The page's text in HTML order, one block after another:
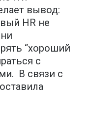
вывод:
HR не
“хороший
с
В связи с